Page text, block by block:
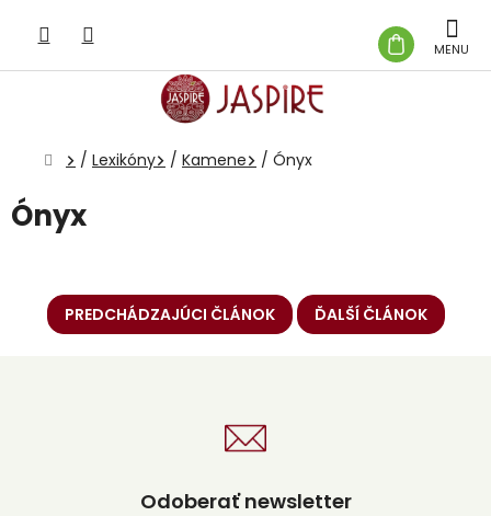
obsah
KOŠÍK
Domov
/ Lexikóny / Kamene / Ónyx
Ónyx
PREDCHÁDZAJÚCI ČLÁNOK ĎALŠÍ ČLÁNOK
Odoberať newsletter